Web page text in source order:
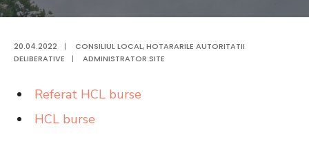
20.04.2022 | CONSILIUL LOCAL,HOTARARILE AUTORITATII
DELIBERATIVE
| ADMINISTRATOR SITE
Referat HCL burse
HCL burse